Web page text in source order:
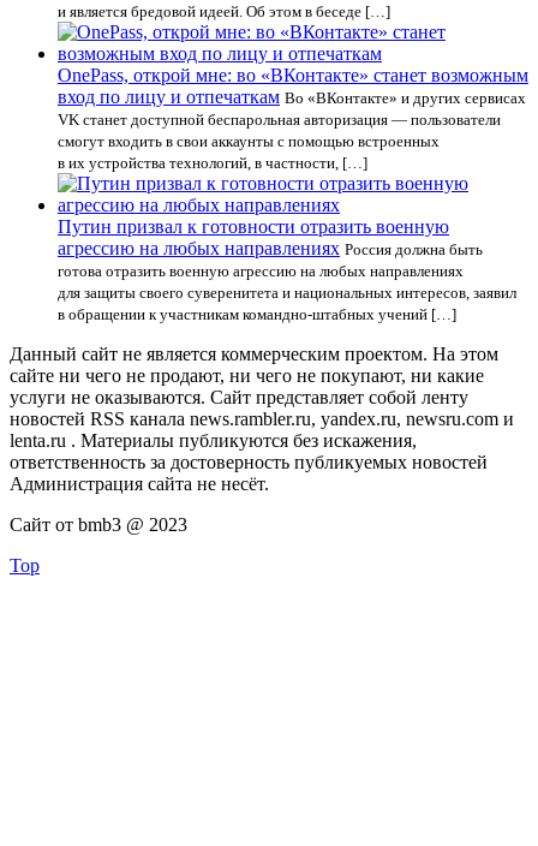
и является бредовой идеей. Об этом в беседе […]
OnePass, открой мне: во «ВКонтакте» станет возможным
вход по лицу и отпечаткам Во «ВКонтакте» и других сервисах
VK станет доступной беспарольная авторизация — пользователи
смогут входить в свои аккаунты с помощью встроенных
в их устройства технологий, в частности, […]
Путин призвал к готовности отразить военную
агрессию на любых направлениях Россия должна быть
готова отразить военную агрессию на любых направлениях
для защиты своего суверенитета и национальных интересов, заявил
в обращении к участникам командно-штабных учений […]
Данный сайт не является коммерческим проектом. На этом
сайте ни чего не продают, ни чего не покупают, ни какие
услуги не оказываются. Сайт представляет собой ленту
новостей RSS канала news.rambler.ru, yandex.ru, newsru.com и
lenta.ru . Материалы публикуются без искажения,
ответственность за достоверность публикуемых новостей
Администрация сайта не несёт.
Сайт от bmb3 @ 2023
Top